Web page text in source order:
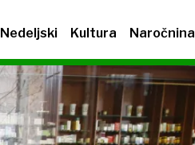
Nedeljski Kultura Naročnina